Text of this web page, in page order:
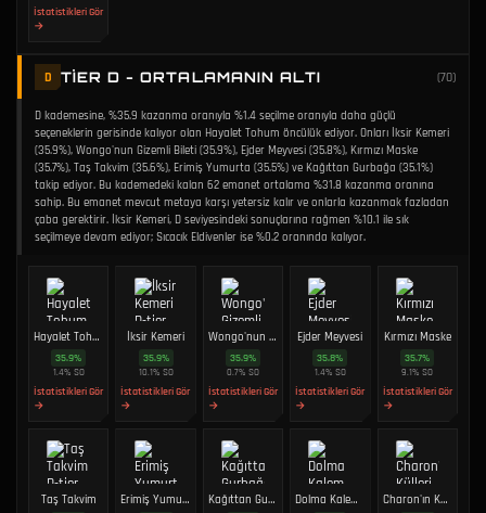
İstatistikleri Gör
→
D TIER D - ORTALAMANIN ALTI (70)
D kademesine, %35.9 kazanma oranıyla %1.4 seçilme oranıyla daha güçlü
seçeneklerin gerisinde kalıyor olan Hayalet Tohum öncülük ediyor. Onları İksir Kemeri
(35.9%), Wongo'nun Gizemli Bileti (35.9%), Ejder Meyvesi (35.8%), Kırmızı Maske
(35.7%), Taş Takvim (35.6%), Erimiş Yumurta (35.5%) ve Kağıttan Gurbağa (35.1%)
takip ediyor. Bu kademedeki kalan 62 emanet ortalama %31.8 kazanma oranına
sahip. Bu emanet mevcut metaya karşı yetersiz kalır ve onlarla kazanmak fazladan
çaba gerektirir. İksir Kemeri, D seviyesindeki sonuçlarına rağmen %10.1 ile sık
seçilmeye devam ediyor; Sıcacık Eldivenler ise %0.2 oranında kalıyor.
Hayalet Tohum
35.9%
1.4% SO
İstatistikleri Gör
→
İksir Kemeri
35.9%
10.1% SO
İstatistikleri Gör
→
Wongo'nun Gizemli Bileti
35.9%
0.7% SO
İstatistikleri Gör
→
Ejder Meyvesi
35.8%
1.4% SO
İstatistikleri Gör
→
Kırmızı Maske
35.7%
9.1%SO
İstatistikleri Gör
→
Taş Takvim Erimiş Yumurta Kağıttan Gurbağa Dolma Kalem Ucu Charon'ın Külleri